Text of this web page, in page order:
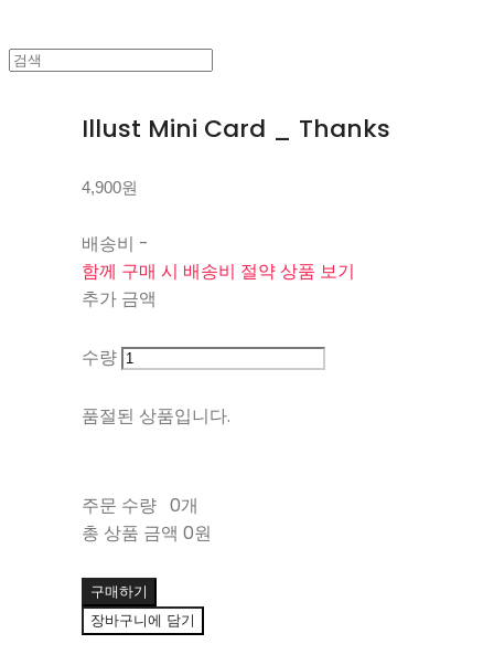
Illust Mini Card _ Thanks
4,900원
배송비 -
함께 구매 시 배송비 절약 상품 보기
추가 금액
수량
품절된 상품입니다.
주문 수량 0개
총 상품 금액 0원
구매하기
장바구니에 담기